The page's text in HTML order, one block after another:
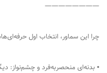
————————
چرا این سماور، انتخاب اول
⦁ بدنه‌ای منحصربه‌فرد و چشم‌نواز: